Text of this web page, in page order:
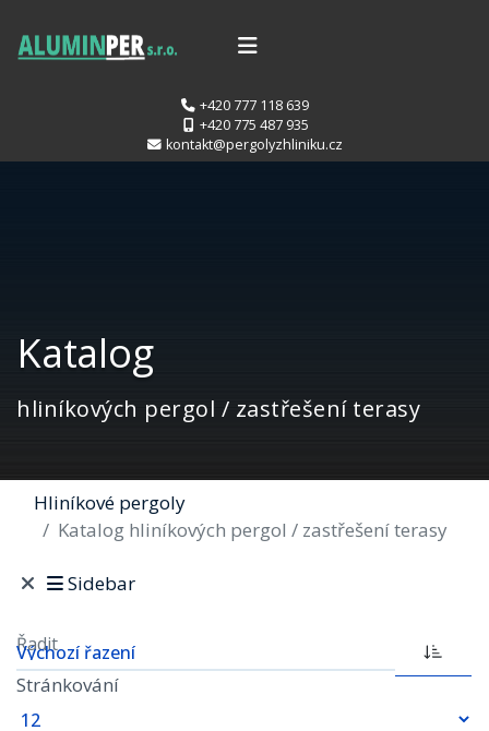
+420 777 118 639
+420 775 487 935
kontakt@pergolyzhliniku.cz
Katalog
hliníkových pergol / zastřešení terasy
Hliníkové pergoly
Katalog hliníkových pergol / zastřešení terasy
Sidebar
Řadit
Stránkování